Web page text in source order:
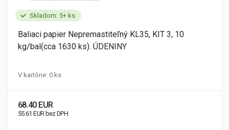
Skladom: 5+ ks
Baliaci papier Nepremastiteľný KL35, KIT 3, 10
kg/bal(cca 1630 ks). ÚDENINY
V kartóne: 0 ks
68.40 EUR
55.61 EUR bez DPH